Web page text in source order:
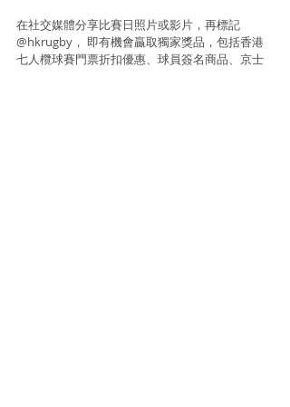
在社交媒體分享比賽日照片或影片，再標記
@hkrugby， 即有機會贏取獨家獎品，包括香港
七人欖球賽門票折扣優惠、球員簽名商品、京士